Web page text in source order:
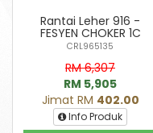
Rantai Leher 916 -
FESYEN CHOKER 1C
CRL965135
RM 6,307
RM 5,905
Jimat RM 402.00
Info Produk